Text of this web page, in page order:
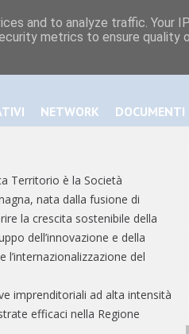
HOME
ITA |
NETWORK DOCUMENTI
Territorio è la Società
nata dalla fusione di
la crescita sostenibile della
dell’innovazione e della
l’internazionalizzazione del
imprenditoriali ad alta intensità
efficaci nella Regione
and to analyze traffic. Your
metrics to ensure quality